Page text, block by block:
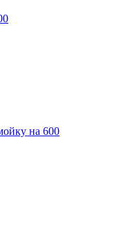
на 600